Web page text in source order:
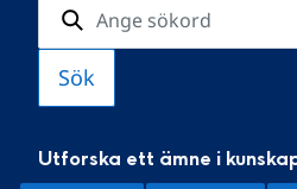
Utforska ett ämne i